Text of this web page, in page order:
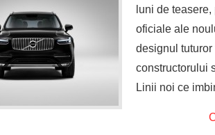
luni de
oficiale ale
designul
constructorului
Linii noi ce